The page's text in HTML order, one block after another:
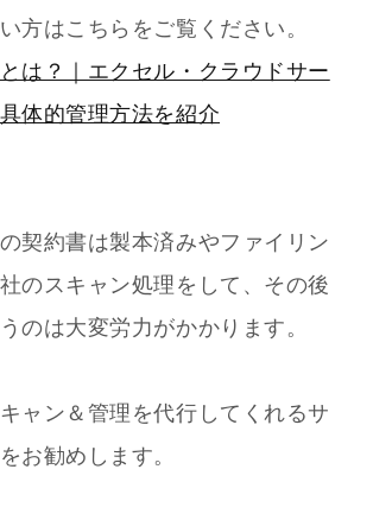
方はこちらをご覧ください。
とは？｜エクセル・クラウドサー
体的管理方法を紹介
契約書は製本済みやファイリン
のスキャン処理をして、その後
のは大変労力がかかります。
ャン＆管理を代行してくれるサ
お勧めします。